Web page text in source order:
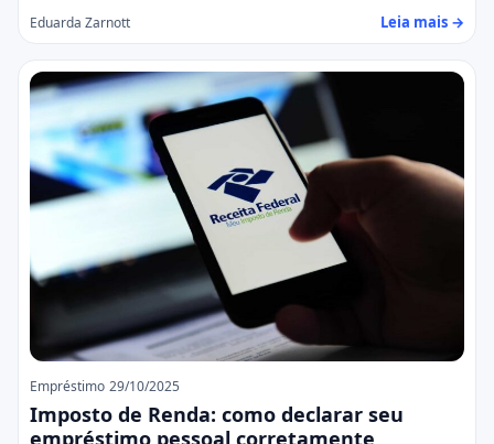
Eduarda Zarnott Leia mais →
Empréstimo 29/10/2025
Imposto de Renda: como declarar seu
empréstimo pessoal corretamente